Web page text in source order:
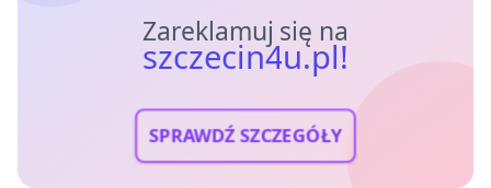
Zareklamuj się na
szczecin4u.pl!
SPRAWDŹ SZCZEGÓŁY